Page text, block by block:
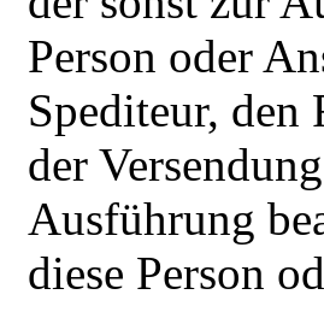
Person oder
Spediteur, den
der
Ausführung
diese Person